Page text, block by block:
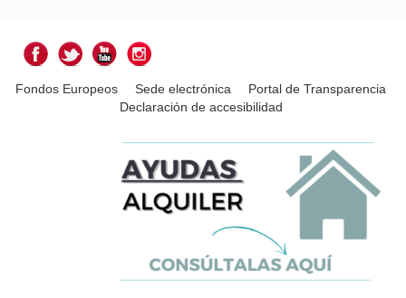
Fondos Europeos Sede electrónica
Portal de Transparencia
Declaración de accesibilidad